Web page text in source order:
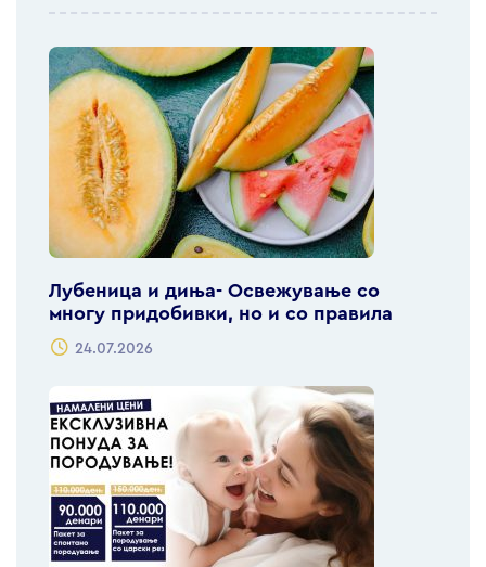
Лубеница и диња- Освежување со
многу придобивки, но и со правила
24.07.2026